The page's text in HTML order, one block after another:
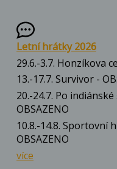
Letní hrátky 2026
29.6.-3.7. Honzíkova
13.-17.7. Survivor -
20.-24.7. Po indiánské
OBSAZENO
10.8.-14.8. Sportovní
OBSAZENO
více